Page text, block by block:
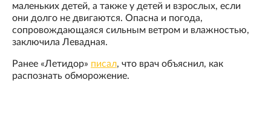
маленьких детей, а также у детей и взрослых, если
они долго не двигаются. Опасна и погода,
сопровождающаяся сильным ветром и влажностью,
заключила Левадная.
Ранее «Летидор» писал, что врач объяснил, как
распознать обморожение.